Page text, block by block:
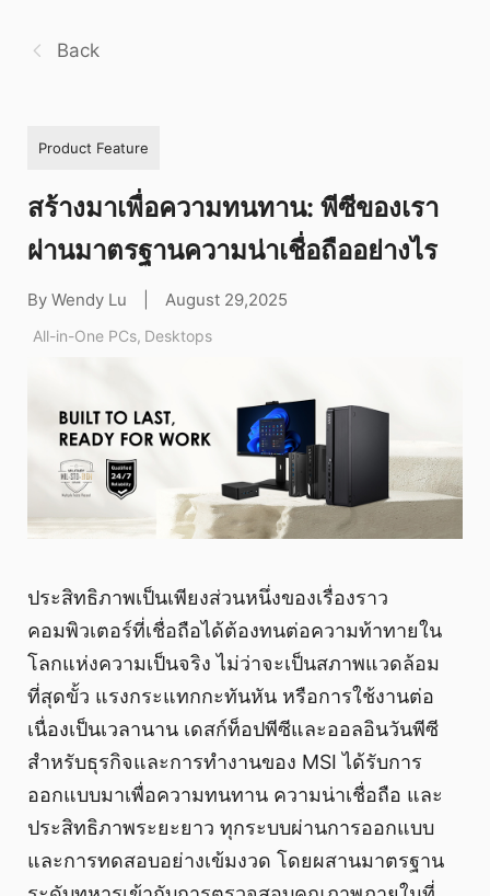
Back
Product Feature
สร้างมาเพื่อความทนทาน: พีซีของเรา
ผ่านมาตรฐานความน่าเชื่อถืออย่างไร
By Wendy Lu August 29,2025
All-in-One PCs, Desktops
ประสิทธิภาพเป็นเพียงส่วนหนึ่งของเรื่องราว
คอมพิวเตอร์ที่เชื่อถือได้ต้องทนต่อความท้าทายใน
โลกแห่งความเป็นจริง ไม่ว่าจะเป็นสภาพแวดล้อม
ที่สุดขั้ว แรงกระแทกกะทันหัน หรือการใช้งานต่อ
เนื่องเป็นเวลานาน เดสก์ท็อปพีซีและออลอินวันพีซี
สำหรับธุรกิจและการทำงานของ MSI ได้รับการ
ออกแบบมาเพื่อความทนทาน ความน่าเชื่อถือ และ
ประสิทธิภาพระยะยาว ทุกระบบผ่านการออกแบบ
และการทดสอบอย่างเข้มงวด โดยผสานมาตรฐาน